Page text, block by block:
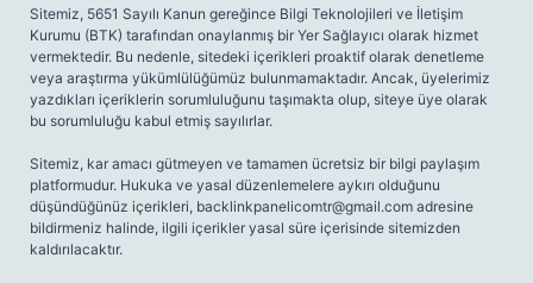
Sitemiz, 5651 Sayılı Kanun gereğince Bilgi Teknolojileri ve İletişim
Kurumu (BTK) tarafından onaylanmış bir Yer Sağlayıcı olarak hizmet
vermektedir. Bu nedenle, sitedeki içerikleri proaktif olarak denetleme
veya araştırma yükümlülüğümüz bulunmamaktadır. Ancak, üyelerimiz
yazdıkları içeriklerin sorumluluğunu taşımakta olup, siteye üye olarak
bu sorumluluğu kabul etmiş sayılırlar.
Sitemiz, kar amacı gütmeyen ve tamamen ücretsiz bir bilgi paylaşım
platformudur. Hukuka ve yasal düzenlemelere aykırı olduğunu
düşündüğünüz içerikleri, backlinkpanelicomtr@gmail.com adresine
bildirmeniz halinde, ilgili içerikler yasal süre içerisinde sitemizden
kaldırılacaktır.